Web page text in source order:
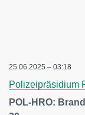
25.06.2025 – 03:18
Polizeipräsidium
POL-HRO: